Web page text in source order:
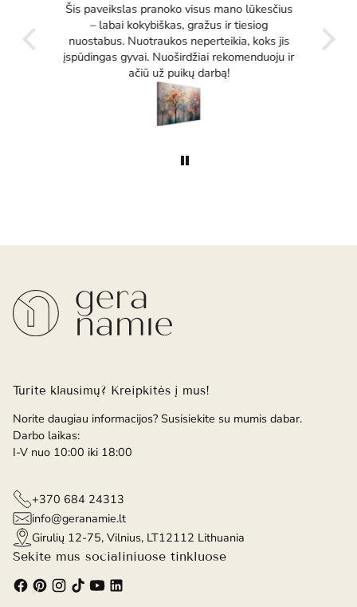
Šis paveikslas pranoko visus mano lūkesčius
– labai kokybiškas, gražus ir tiesiog
nuostabus. Nuotraukos neperteikia, koks jis
įspūdingas gyvai. Nuoširdžiai rekomenduoju ir
ačiū už puikų darbą!
Turite klausimų? Kreipkitės į mus!
Norite daugiau informacijos? Susisiekite su mumis dabar.
Darbo laikas:
I-V nuo 10:00 iki 18:00
+370 684 24313
info@geranamie.lt
Girulių 12-75, Vilnius, LT12112 Lithuania
Sekite mus socialiniuose tinkluose